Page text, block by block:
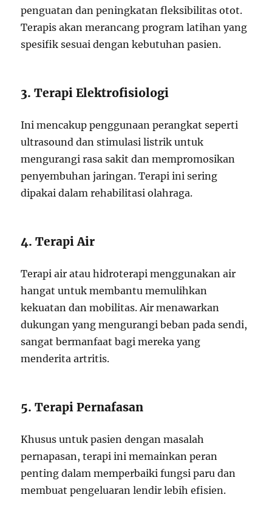
penguatan dan peningkatan fleksibilitas otot.
Terapis akan merancang program latihan yang
spesifik sesuai dengan kebutuhan pasien.
3. Terapi Elektrofisiologi
Ini mencakup penggunaan perangkat seperti
ultrasound dan stimulasi listrik untuk
mengurangi rasa sakit dan mempromosikan
penyembuhan jaringan. Terapi ini sering
dipakai dalam rehabilitasi olahraga.
4. Terapi Air
Terapi air atau hidroterapi menggunakan air
hangat untuk membantu memulihkan
kekuatan dan mobilitas. Air menawarkan
dukungan yang mengurangi beban pada sendi,
sangat bermanfaat bagi mereka yang
menderita artritis.
5. Terapi Pernafasan
Khusus untuk pasien dengan masalah
pernapasan, terapi ini memainkan peran
penting dalam memperbaiki fungsi paru dan
membuat pengeluaran lendir lebih efisien.